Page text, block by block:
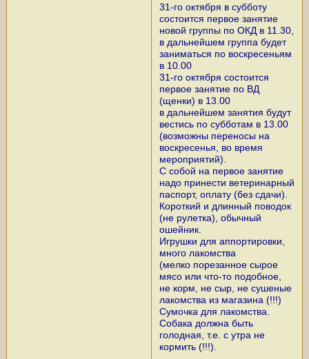
31-го октября в субботу
состоится первое занятие
новой группы по ОКД в 11.30,
в дальнейшем группа будет
заниматься по воскресеньям
в 10.00
31-го октября состоится
первое занятие по ВД
(щенки) в 13.00
в дальнейшем занятия будут
вестись по субботам в 13.00
(возможны переносы на
воскресенья, во время
мероприятий).
С собой на первое занятие
надо принести ветеринарный
паспорт, оплату (без сдачи).
Короткий и длинный поводок
(не рулетка), обычный
ошейник.
Игрушки для аппортировки,
много лакомства
(мелко порезанное сырое
мясо или что-то подобное,
не корм, не сыр, не сушеные
лакомства из магазина (!!!)
Сумочка для лакомства.
Собака должна быть
голодная, т.е. с утра не
кормить (!!!).